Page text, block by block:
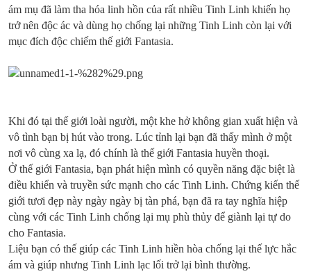
ám mụ đã làm tha hóa linh hồn của rất nhiều Tinh Linh khiến họ
trở nên độc ác và dùng họ chống lại những Tinh Linh còn lại với
mục đích độc chiếm thế giới Fantasia.
Khi đó tại thế giới loài người, một khe hở không gian xuất hiện và
vô tình bạn bị hút vào trong. Lúc tỉnh lại bạn đã thấy mình ở một
nơi vô cùng xa lạ, đó chính là thế giới Fantasia huyền thoại.
Ở thế giới Fantasia, bạn phát hiện mình có quyền năng đặc biệt là
điều khiển và truyền sức mạnh cho các Tinh Linh. Chứng kiến thế
giới tươi đẹp này ngày ngày bị tàn phá, bạn đã ra tay nghĩa hiệp
cùng với các Tinh Linh chống lại mụ phù thủy để giành lại tự do
cho Fantasia.
Liệu bạn có thế giúp các Tinh Linh hiền hòa chống lại thế lực hắc
ám và giúp nhưng Tinh Linh lạc lối trở lại bình thường.